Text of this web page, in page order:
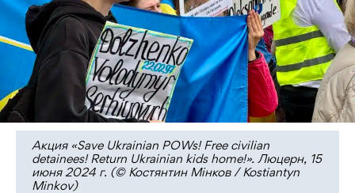
Акция «Save Ukrainian POWs! Free civilian
detainees! Return Ukrainian kids home!». Люцерн, 15
июня 2024 г. (© Костянтин Мінков / Kostiantyn
Minkov)